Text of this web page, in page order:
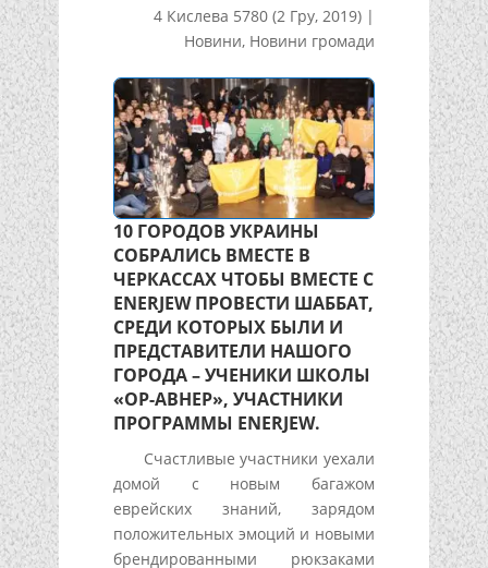
4 Кислева 5780 (2 Гру, 2019) |
Новини, Новини громади
10 ГОРОДОВ УКРАИНЫ
СОБРАЛИСЬ ВМЕСТЕ В
ЧЕРКАССАХ ЧТОБЫ ВМЕСТЕ С
ENERJEW ПРОВЕСТИ ШАББАТ,
СРЕДИ КОТОРЫХ БЫЛИ И
ПРЕДСТАВИТЕЛИ НАШОГО
ГОРОДА – УЧЕНИКИ ШКОЛЫ
«ОР-АВНЕР», УЧАСТНИКИ
ПРОГРАММЫ ENERJEW.
Счастливые участники уехали
домой с новым багажом
еврейских знаний, зарядом
положительных эмоций и новыми
брендированными рюкзаками